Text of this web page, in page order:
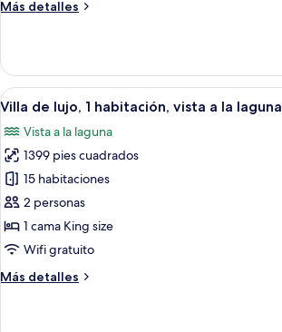
habitaciones,
la
laguna
Más detalles
Más
de
lujo,
2
habitaciones,
vista
a
la
laguna
Abrir
todas
las
fotos
de
Villa
de
lujo,
habitación,
12
Villa de lujo, 1 habitación, vista a la laguna
Vista a la laguna
1399 pies cuadrados
15 habitaciones
2 personas
1 cama King size
Wifi gratuito
Más detalles
Más